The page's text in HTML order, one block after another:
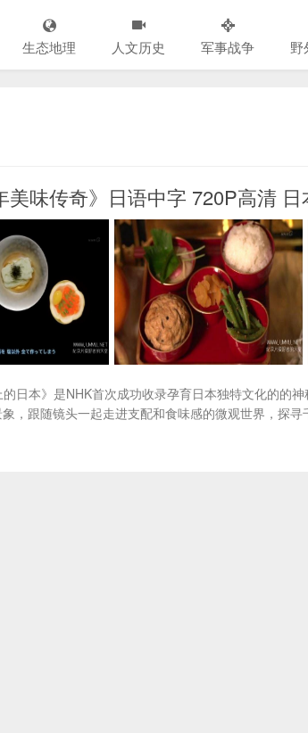
生态地理 人文历史 军事战争 野
味传奇》日语中字 720P高清 日
日本》是NHK首次成功收录孕育日本独特文化的的
，跟随镜头一起走进支配和食味感的微观世界，探